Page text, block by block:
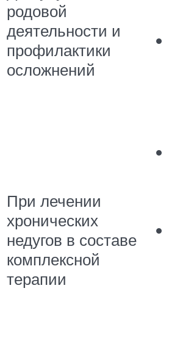
родовой
деятельности и
профилактики
осложнений
При лечении
хронических
недугов в составе
комплексной
терапии